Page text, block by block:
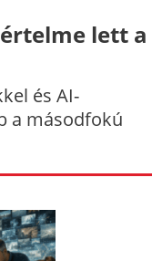
lett a
és AI-
a másodfokú